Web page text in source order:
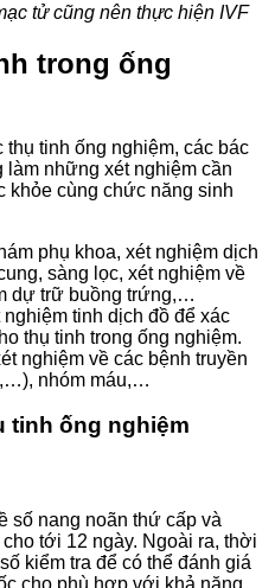
tử cũng nên thực hiện IVF
trong ống
tinh ống nghiệm, các bác
những xét nghiệm cần
khỏe cùng chức năng sinh
phụ khoa, xét nghiệm dịch
sàng lọc, xét nghiệm về
dự trữ buồng trứng,…
tinh dịch đồ để xác
thụ tinh trong ống nghiệm.
nghiệm về các bệnh truyền
nhóm máu,…
tinh ống nghiệm
số nang noãn thứ cấp và
tới 12 ngày. Ngoài ra, thời
kiểm tra để có thể đánh giá
cho phù hợp với khả năng